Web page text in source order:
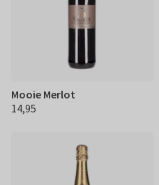
Mooie Merlot
€ 14,95
14,95